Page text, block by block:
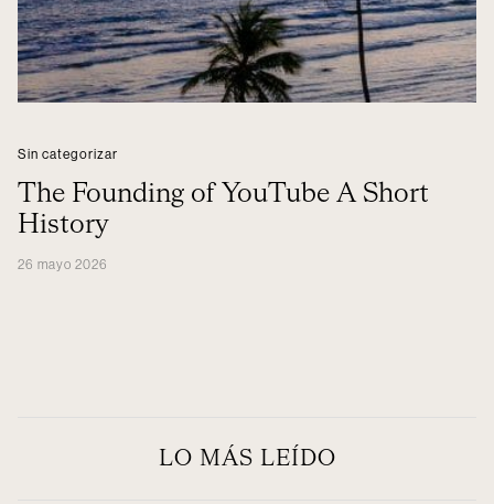
Sin categorizar
The Founding of YouTube A Short
History
26 mayo 2026
LO MÁS LEÍDO